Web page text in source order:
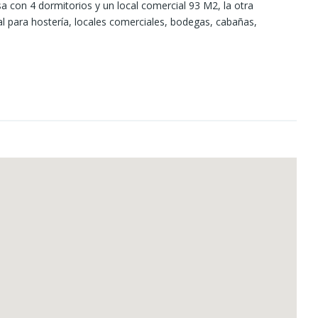
con 4 dormitorios y un local comercial 93 M2, la otra
hostería, locales comerciales, bodegas, cabañas,